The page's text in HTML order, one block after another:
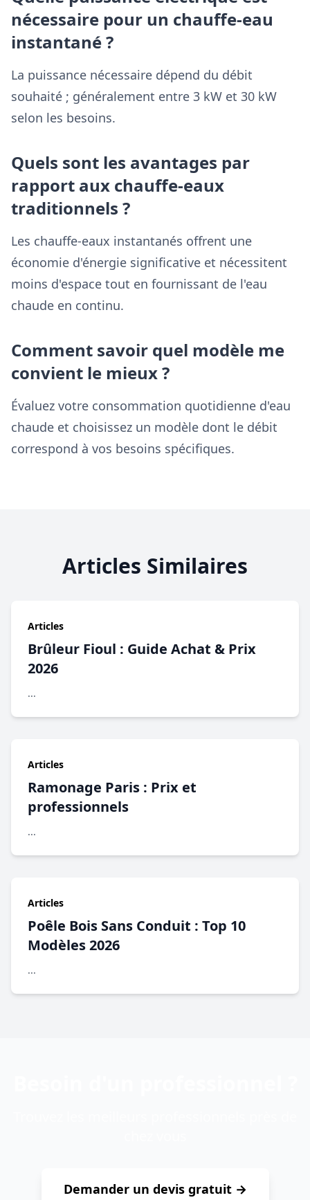
nécessaire pour un chauffe-eau
instantané ?
La puissance nécessaire dépend du débit
souhaité ; généralement entre 3 kW et 30 kW
selon les besoins.
Quels sont les avantages par
rapport aux chauffe-eaux
traditionnels ?
Les chauffe-eaux instantanés offrent une
économie d'énergie significative et nécessitent
moins d'espace tout en fournissant de l'eau
chaude en continu.
Comment savoir quel modèle me
convient le mieux ?
Évaluez votre consommation quotidienne d'eau
chaude et choisissez un modèle dont le débit
correspond à vos besoins spécifiques.
Articles Similaires
Articles
Brûleur Fioul : Guide Achat & Prix
2026
...
Articles
Ramonage Paris : Prix et
professionnels
...
Articles
Poêle Bois Sans Conduit : Top 10
Modèles 2026
...
Demander un devis gratuit →